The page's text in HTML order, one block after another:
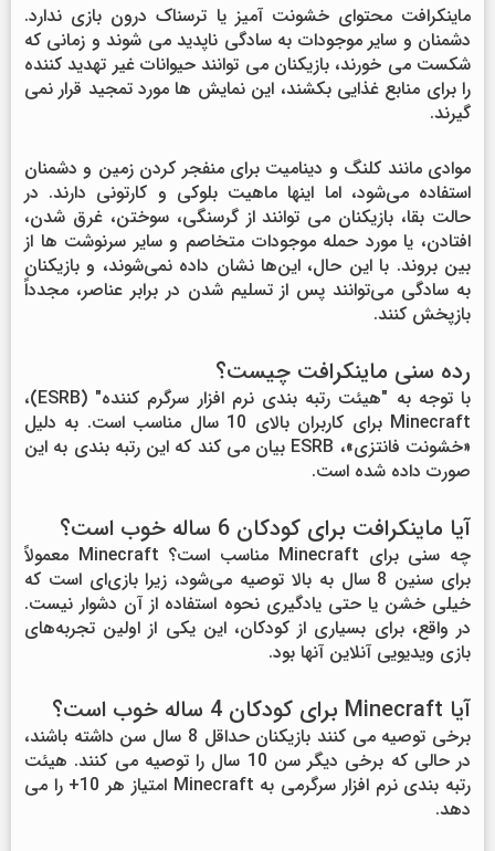
ماینکرافت محتوای خشونت آمیز یا ترسناک درون بازی ندارد.
دشمنان و سایر موجودات به سادگی ناپدید می شوند و زمانی که
شکست می خورند، بازیکنان می توانند حیوانات غیر تهدید کننده
را برای منابع غذایی بکشند، این نمایش ها مورد تمجید قرار نمی
گیرند.
موادی مانند کلنگ و دینامیت برای منفجر کردن زمین و دشمنان
استفاده می‌شود، اما اینها ماهیت بلوکی و کارتونی دارند. در
حالت بقا، بازیکنان می توانند از گرسنگی، سوختن، غرق شدن،
افتادن، یا مورد حمله موجودات متخاصم و سایر سرنوشت ها از
بین بروند. با این حال، این‌ها نشان داده نمی‌شوند، و بازیکنان
به سادگی می‌توانند پس از تسلیم شدن در برابر عناصر، مجدداً
بازپخش کنند.
رده سنی ماینکرافت چیست؟
با توجه به "هیئت رتبه بندی نرم افزار سرگرم کننده" (ESRB)،
Minecraft برای کاربران بالای 10 سال مناسب است. به دلیل
«خشونت فانتزی»، ESRB بیان می کند که این رتبه بندی به این
صورت داده شده است.
آیا ماینکرافت برای کودکان 6 ساله خوب است؟
چه سنی برای Minecraft مناسب است؟ Minecraft معمولاً
برای سنین 8 سال به بالا توصیه می‌شود، زیرا بازی‌ای است که
خیلی خشن یا حتی یادگیری نحوه استفاده از آن دشوار نیست.
در واقع، برای بسیاری از کودکان، این یکی از اولین تجربه‌های
بازی ویدیویی آنلاین آنها بود.
آیا Minecraft برای کودکان 4 ساله خوب است؟
برخی توصیه می کنند بازیکنان حداقل 8 سال سن داشته باشند،
در حالی که برخی دیگر سن 10 سال را توصیه می کنند. هیئت
رتبه بندی نرم افزار سرگرمی به Minecraft امتیاز هر 10+ را می
دهد.